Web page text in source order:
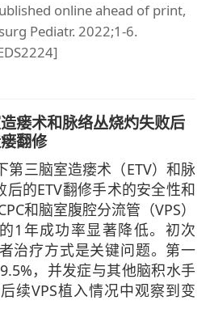
online ahead of print,
Pediatr. 2022;1-6.
瘘术和脉络丛烧灼失败后
翻修
第三脑室造瘘术（ETV）和脉
后的ETV翻修手术的安全性和
和脑室腹腔分流管（VPS）
1年成功率显著降低。初次
治疗方式是关键问题。第一
，并发症与其他脑积水手
续VPS植入情况中观察到变